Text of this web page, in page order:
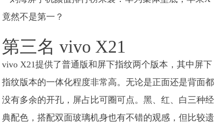
第三名 vivo X21
vivo X21提供了普通版和屏下指纹两个版本，其中屏下
指纹版本的一体化程度非常高。无论是正面还是背面都
没有多余的开孔，屏占比可圈可点。黑、红、白三种经
典配色，搭配双面玻璃机身也有不错的观感，但比较遗